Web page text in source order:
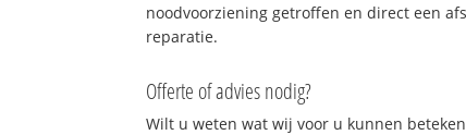
noodvoorziening getroffen en direct een
reparatie.
Offerte of advies nodig?
Wilt u weten wat wij voor u kunnen